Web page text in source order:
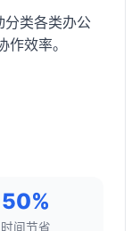
分类各类办公
效率。
50%
时间节省